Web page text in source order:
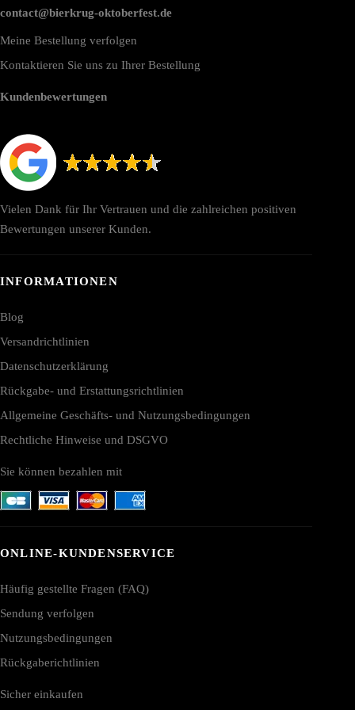
contact@bierkrug-oktoberfest.de
Meine Bestellung verfolgen
Kontaktieren Sie uns zu Ihrer Bestellung
Kundenbewertungen
Vielen Dank für Ihr Vertrauen und die zahlreichen positiven
Bewertungen unserer Kunden.
INFORMATIONEN
Blog
Versandrichtlinien
Datenschutzerklärung
Rückgabe- und Erstattungsrichtlinien
Allgemeine Geschäfts- und Nutzungsbedingungen
Rechtliche Hinweise und DSGVO
Sie können bezahlen mit
ONLINE-KUNDENSERVICE
Häufig gestellte Fragen (FAQ)
Sendung verfolgen
Nutzungsbedingungen
Rückgaberichtlinien
Sicher einkaufen